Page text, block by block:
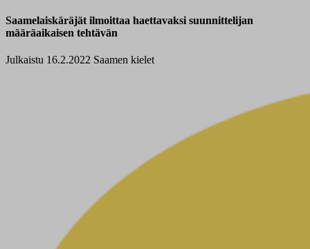
Saamelaiskäräjät ilmoittaa haettavaksi suunnittelijan
määräaikaisen tehtävän
Julkaistu 16.2.2022 Saamen kielet